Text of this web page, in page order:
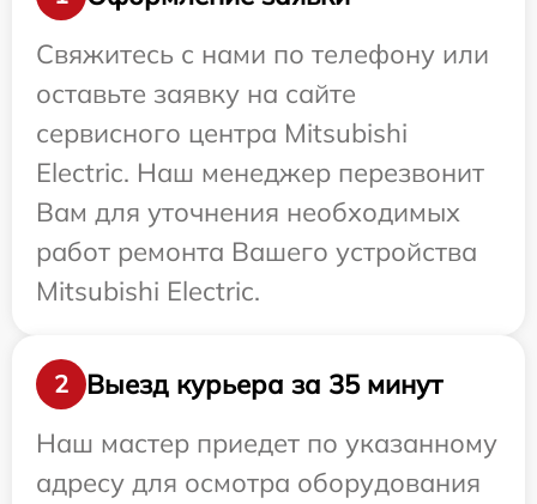
Свяжитесь с нами по телефону или
оставьте заявку на сайте
сервисного центра Mitsubishi
Electric. Наш менеджер перезвонит
Вам для уточнения необходимых
работ ремонта Вашего устройства
Mitsubishi Electric.
2
Выезд курьера за 35 минут
Наш мастер приедет по указанному
адресу для осмотра оборудования